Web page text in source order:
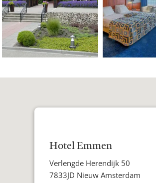
Hotel Emmen
Adres
Verlengde Herendijk 50
Postcode
7833JD Nieuw Amsterdam